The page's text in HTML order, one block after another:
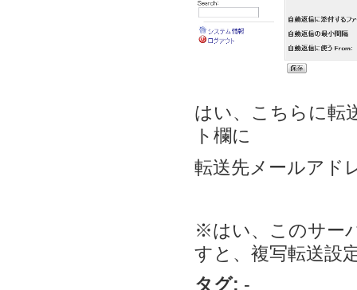
はい、こちらに転
ト欄に
転送先メールアド
※はい、このサー
すと、複写転送設
タグ: -